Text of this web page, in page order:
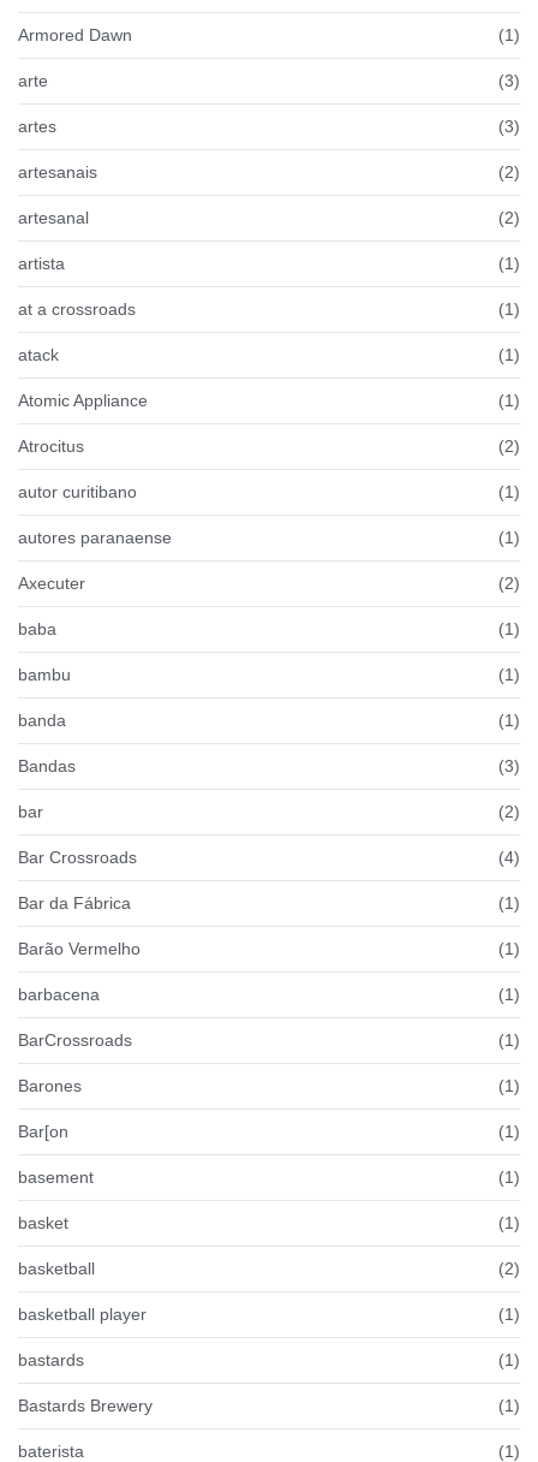
Armored Dawn (1)
arte (3)
artes (3)
artesanais (2)
artesanal (2)
artista (1)
at a crossroads (1)
atack (1)
Atomic Appliance (1)
Atrocitus (2)
autor curitibano (1)
autores paranaense (1)
Axecuter (2)
baba (1)
bambu (1)
banda (1)
Bandas (3)
bar (2)
Bar Crossroads (4)
Bar da Fábrica (1)
Barão Vermelho (1)
barbacena (1)
BarCrossroads (1)
Barones (1)
Bar[on (1)
basement (1)
basket (1)
basketball (2)
basketball player (1)
bastards (1)
Bastards Brewery (1)
baterista (1)